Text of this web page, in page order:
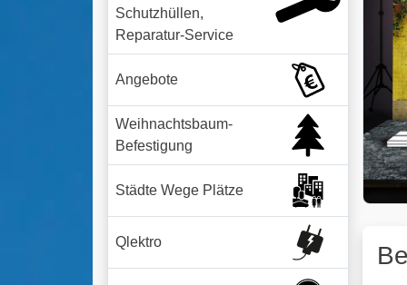
Schutzhüllen,
Reparatur-Service
Angebote
Weihnachtsbaum-
Befestigung
Städte Wege Plätze
Qlektro